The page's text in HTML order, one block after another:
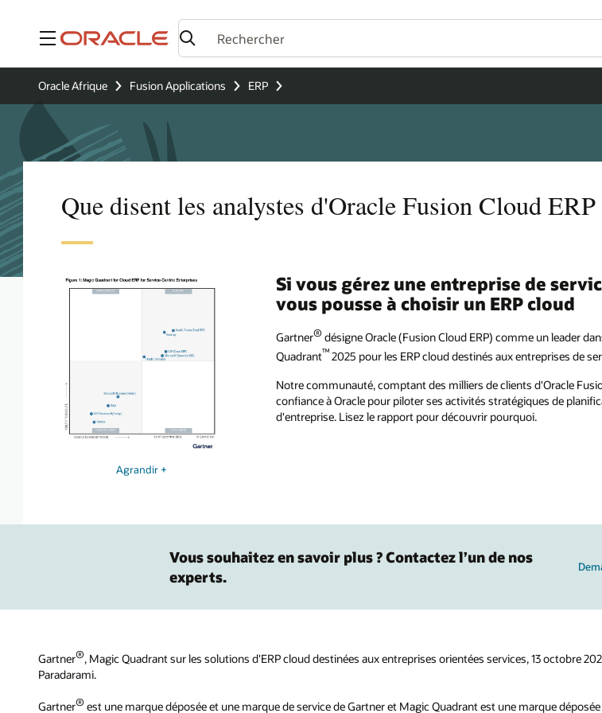
Menu
Oracle Afrique Fusion Applications ERP
Que disent les analystes d'Oracle Fusion Cloud ERP
Agrandir +
Si vous gérez une entreprise de
vous pousse à choisir un ERP cloud
Gartner® désigne Oracle (Fusion Cloud ERP) comme un leader
Quadrant™2025 pour les ERP cloud destinés aux entreprises de
Notre communauté, comptant des milliers de clients d'Oracle
confiance à Oracle pour piloter ses activités stratégiques de
d'entreprise. Lisez le rapport pour découvrir pourquoi.
Vous souhaitez en savoir plus ? Contactez l’un de nos
experts.
Gartner®, Magic Quadrant sur les solutions d'ERP cloud destinées aux entreprises orientées services, 13 octobre
Paradarami.
Gartner® est une marque déposée et une marque de service de Gartner et Magic Quadrant est une marque